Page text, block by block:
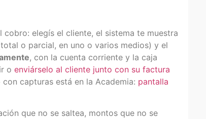
elegís el cliente, el sistema te muestra
o parcial, en uno o varios medios) y el
, con la cuenta corriente y la caja
o enviárselo al cliente junto con su factura
capturas está en la Academia: pantalla
que no se saltea, montos que no se